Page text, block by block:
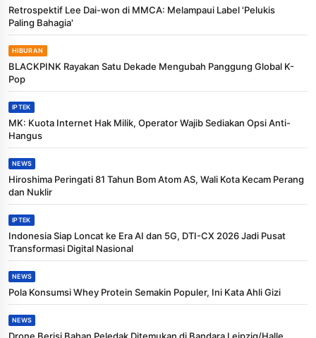
Retrospektif Lee Dai-won di MMCA: Melampaui Label 'Pelukis
Paling Bahagia'
HIBURAN
BLACKPINK Rayakan Satu Dekade Mengubah Panggung Global K-
Pop
IPTEK
MK: Kuota Internet Hak Milik, Operator Wajib Sediakan Opsi Anti-
Hangus
NEWS
Hiroshima Peringati 81 Tahun Bom Atom AS, Wali Kota Kecam Perang
dan Nuklir
IPTEK
Indonesia Siap Loncat ke Era AI dan 5G, DTI-CX 2026 Jadi Pusat
Transformasi Digital Nasional
NEWS
Pola Konsumsi Whey Protein Semakin Populer, Ini Kata Ahli Gizi
NEWS
Drone Berisi Bahan Peledak Ditemukan di Bandara Leipzig/Halle